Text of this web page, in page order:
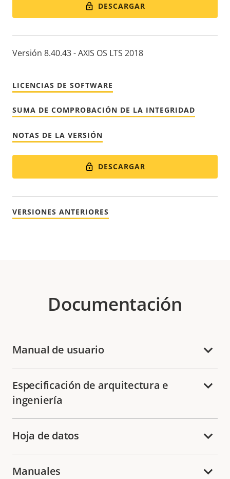
DESCARGAR
Versión 8.40.43 - AXIS OS LTS 2018
LICENCIAS DE SOFTWARE
SUMA DE COMPROBACIÓN DE LA INTEGRIDAD
NOTAS DE LA VERSIÓN
DESCARGAR
VERSIONES ANTERIORES
Documentación
Manual de usuario
Especificación de arquitectura e
ingeniería
Hoja de datos
Manuales